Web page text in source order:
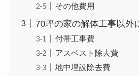
その他費用
70坪の家の解体工事以外
付帯工事費
アスベスト除去費
地中埋設除去費